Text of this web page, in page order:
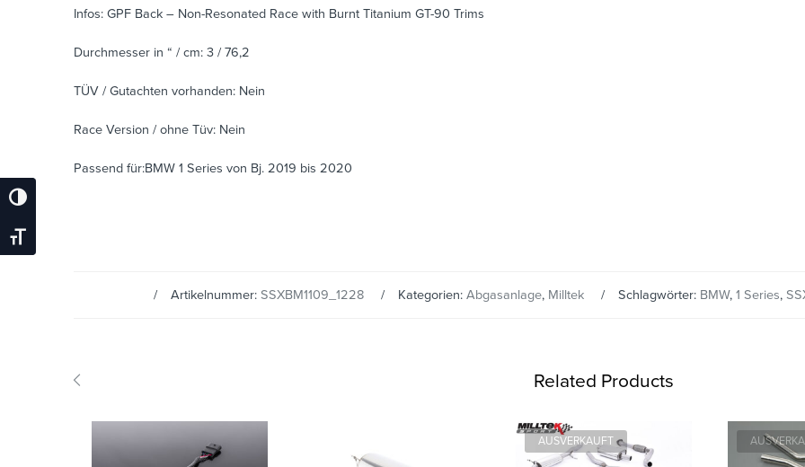
Umschalten Auf Hohe Kontraste
Schrift Vergrößern
Infos: GPF Back – Non-Resonated Race with Burnt Titanium GT-90 Trims
Durchmesser in “ / cm: 3 / 76,2
TÜV / Gutachten vorhanden: Nein
Race Version / ohne Tüv: Nein
Passend für:BMW 1 Series von Bj. 2019 bis 2020
Artikelnummer: SSXBM1109_1228 Kategorien: Abgasanlage, Milltek Schlagwörter: BMW, 1 Series,
Related Products
AUSVERKAUFT